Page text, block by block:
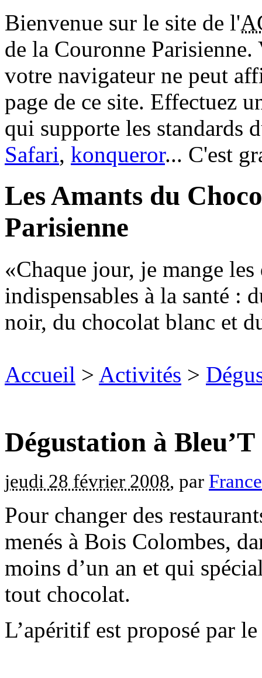
Bienvenue sur le site de l'
de la Couronne Parisienne.
votre navigateur ne peut
page de ce site. Effectuez
qui supporte les standards
Safari, konqueror... C'est
Les Amants du
Parisienne
Chaque jour, je mange
indispensables à la santé :
noir, du chocolat blanc et
Accueil > Activités >
Dégustation à Bleu’T
jeudi 28 février 2008, par
Pour changer des
menés à Bois Colombes,
moins d’un an et qui
tout chocolat.
L’apéritif est proposé par